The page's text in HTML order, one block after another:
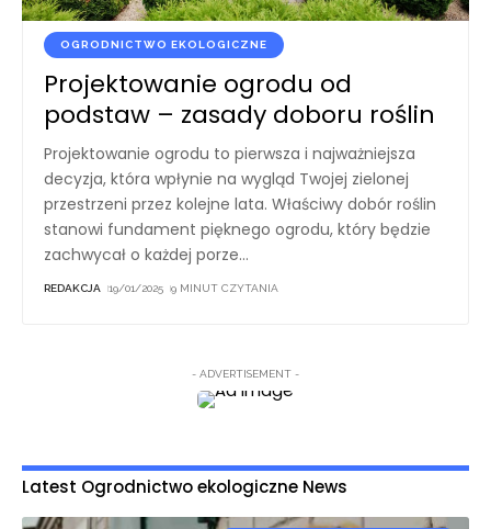
OGRODNICTWO EKOLOGICZNE
Projektowanie ogrodu od
podstaw – zasady doboru roślin
Projektowanie ogrodu to pierwsza i najważniejsza
decyzja, która wpłynie na wygląd Twojej zielonej
przestrzeni przez kolejne lata. Właściwy dobór roślin
stanowi fundament pięknego ogrodu, który będzie
zachwycał o każdej porze…
REDAKCJA 19/01/2025 9 MINUT CZYTANIA
- ADVERTISEMENT -
Latest Ogrodnictwo ekologiczne News